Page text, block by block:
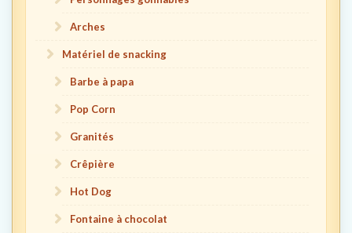
Arches
Matériel de snacking
Barbe à papa
Pop Corn
Granités
Crêpière
Hot Dog
Fontaine à chocolat